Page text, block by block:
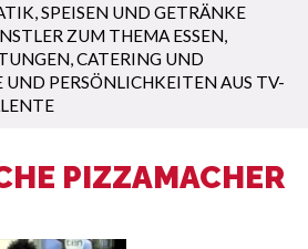
,SPEISEN UND GETRÄNKE
ZUM THEMA ESSEN,
,CATERING UND
UND PERSÖNLICHKEITEN AUS TV-
PIZZAMACHER